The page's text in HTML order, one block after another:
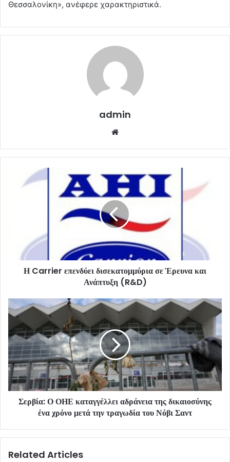
Θεσσαλονίκη», ανέφερε χαρακτηριστικά.
admin
Η Carrier επενδύει δισεκατομμύρια σε Έρευνα και
Ανάπτυξη (R&D)
Σερβία: Ο ΟΗΕ καταγγέλλει αδράνεια της δικαιοσύνης
ένα χρόνο μετά την τραγωδία του Νόβι Σαντ
Related Articles